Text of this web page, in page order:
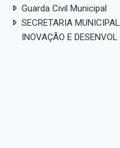
Guarda Civil Municipal
SECRETARIA
INOVAÇÃO E DESENVOL